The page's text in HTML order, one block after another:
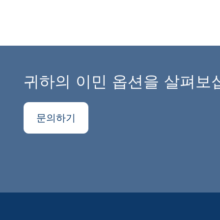
귀하의 이민 옵션을 살펴보
문의하기